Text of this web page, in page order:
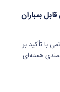
بمباران
با تأکید بر
هسته‌ای